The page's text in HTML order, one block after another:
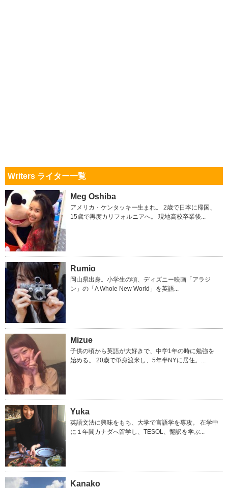
Writers ライター一覧
Meg Oshiba
アメリカ・ケンタッキー生まれ。 2歳で日本に帰国、
15歳で再度カリフォルニアへ。 現地高校卒業後...
Rumio
岡山県出身。小学生の頃、ディズニー映画「アラジ
ン」の「A Whole New World」を英語...
Mizue
子供の頃から英語が大好きで、中学1年の時に勉強を
始める。 20歳で単身渡米し、5年半NYに居住。...
Yuka
英語文法に興味をもち、大学で言語学を専攻。 在学中
に１年間カナダへ留学し、TESOL、翻訳を学ぶ...
Kanako